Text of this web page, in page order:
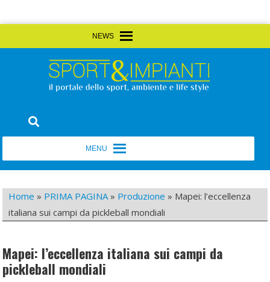
to
Sport&Impianti
Home » PRIMA PAGINA» Produzione » Mapei: l’eccellenza
italiana sui campi da pickleball mondiali
Mapei: l’eccellenza italiana sui campi da
pickleball mondiali